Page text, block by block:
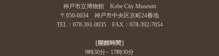
神戸市立博物館 Kobe City Museum
〒650-0034 神戸市中央区京町24番地
TEL：078-391-0035 FAX：078-392-7054
［開館時間］
9時30分~ 17時30分